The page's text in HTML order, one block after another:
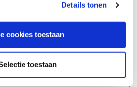
Details tonen
cookies toestaan
toestaan